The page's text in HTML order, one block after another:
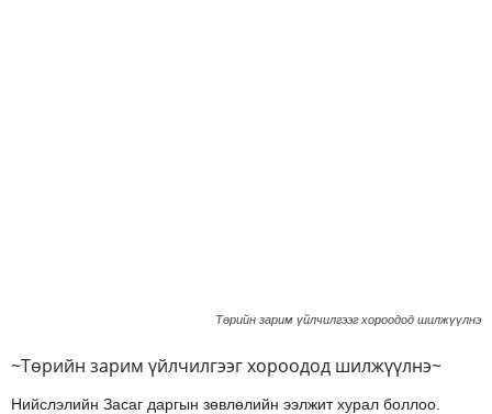
Төрийн зарим үйлчилгээг хороодод шилжүүлнэ
~Төрийн зарим үйлчилгээг хороодод шилжүүлнэ~
Нийслэлийн Засаг даргын зөвлөлийн ээлжит хурал боллоо.